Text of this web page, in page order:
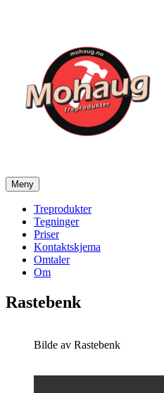
Mohaug Treprodukter
Salg av tegninger og treprodukter
Meny
Treprodukter
Tegninger
Priser
Kontaktskjema
Omtaler
Om
Rastebenk
Bilde av Rastebenk